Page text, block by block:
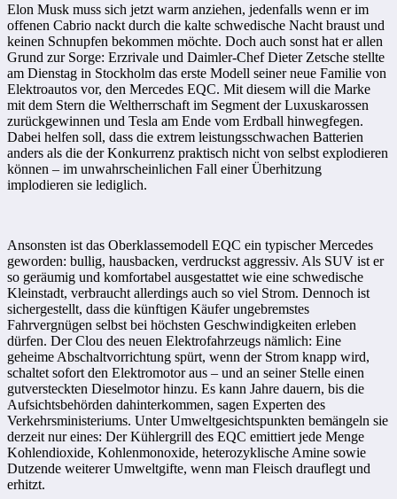
Elon Musk muss sich jetzt warm anziehen, jedenfalls wenn er im
offenen Cabrio nackt durch die kalte schwedische Nacht braust und
keinen Schnupfen bekommen möchte. Doch auch sonst hat er allen
Grund zur Sorge: Erzrivale und Daimler-Chef Dieter Zetsche stellte
am Dienstag in Stockholm das erste Modell seiner neue Familie von
Elektroautos vor, den Mercedes EQC. Mit diesem will die Marke
mit dem Stern die Weltherrschaft im Segment der Luxuskarossen
zurückgewinnen und Tesla am Ende vom Erdball hinwegfegen.
Dabei helfen soll, dass die extrem leistungsschwachen Batterien
anders als die der Konkurrenz praktisch nicht von selbst explodieren
können – im unwahrscheinlichen Fall einer Überhitzung
implodieren sie lediglich.
Ansonsten ist das Oberklassemodell EQC ein typischer Mercedes
geworden: bullig, hausbacken, verdruckst aggressiv. Als SUV ist er
so geräumig und komfortabel ausgestattet wie eine schwedische
Kleinstadt, verbraucht allerdings auch so viel Strom. Dennoch ist
sichergestellt, dass die künftigen Käufer ungebremstes
Fahrvergnügen selbst bei höchsten Geschwindigkeiten erleben
dürfen. Der Clou des neuen Elektrofahrzeugs nämlich: Eine
geheime Abschaltvorrichtung spürt, wenn der Strom knapp wird,
schaltet sofort den Elektromotor aus – und an seiner Stelle einen
gutversteckten Dieselmotor hinzu. Es kann Jahre dauern, bis die
Aufsichtsbehörden dahinterkommen, sagen Experten des
Verkehrsministeriums. Unter Umweltgesichtspunkten bemängeln sie
derzeit nur eines: Der Kühlergrill des EQC emittiert jede Menge
Kohlendioxide, Kohlenmonoxide, heterozyklische Amine sowie
Dutzende weiterer Umweltgifte, wenn man Fleisch drauflegt und
erhitzt.